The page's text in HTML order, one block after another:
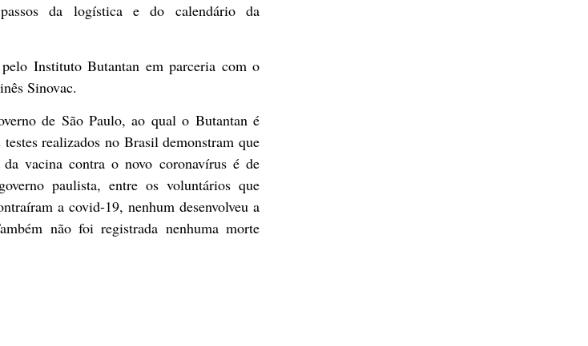
da logística e do calendário da
Instituto Butantan em parceria com o
Sinovac.
de São Paulo, ao qual o Butantan é
realizados no Brasil demonstram que
vacina contra o novo coronavírus é de
paulista, entre os voluntários que
a covid-19, nenhum desenvolveu a
não foi registrada nenhuma morte